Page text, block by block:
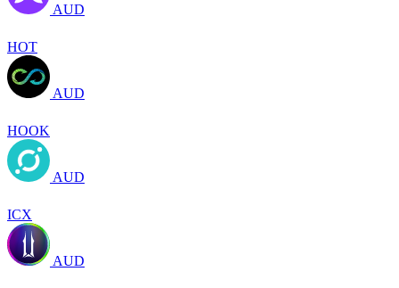
AUD
HOT
AUD
HOOK
AUD
ICX
AUD